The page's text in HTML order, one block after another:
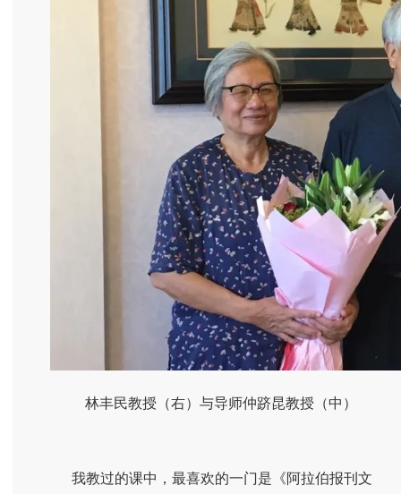
林丰民教授（右）与导师仲跻昆教授（中）
我教过的课中，最喜欢的一门是《阿拉伯报刊文